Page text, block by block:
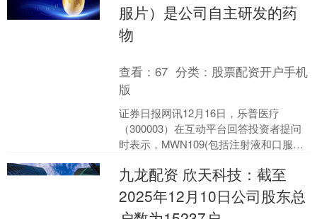
服片）是公司自主研发的药
物
查看：67 分类： 股票配资开户手机
版
证券日报网讯12月16日，乐普医疗
（300003）在互动平台回答投资者提问
时表示，MWN109(包括注射液和口服片)
球知识产权....
九龙配资 欣天科技：截至
2025年12月10日公司股东总